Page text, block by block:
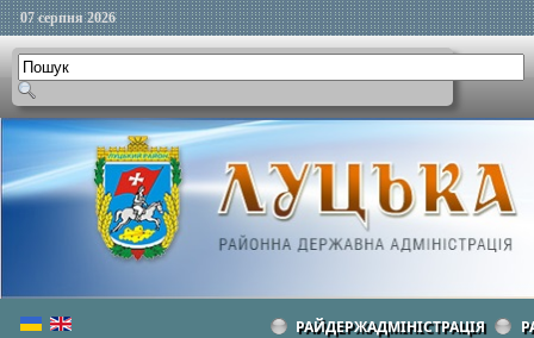
07 серпня 2026
РАЙДЕРЖАДМІНІСТРАЦІЯ